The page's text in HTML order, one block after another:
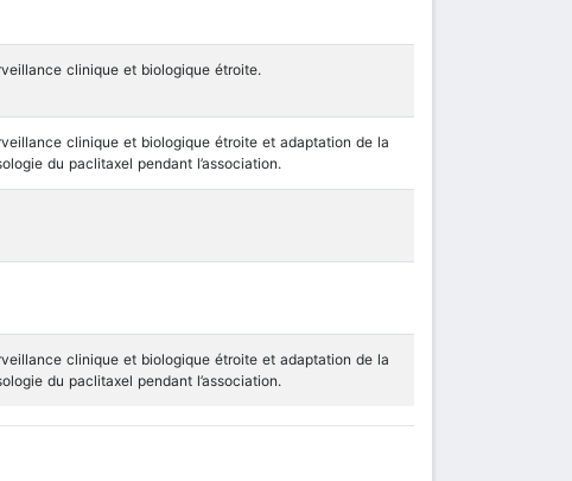
clinique et biologique étroite.
clinique et biologique étroite et adaptation de la
du paclitaxel pendant l’association.
clinique et biologique étroite et adaptation de la
du paclitaxel pendant l’association.